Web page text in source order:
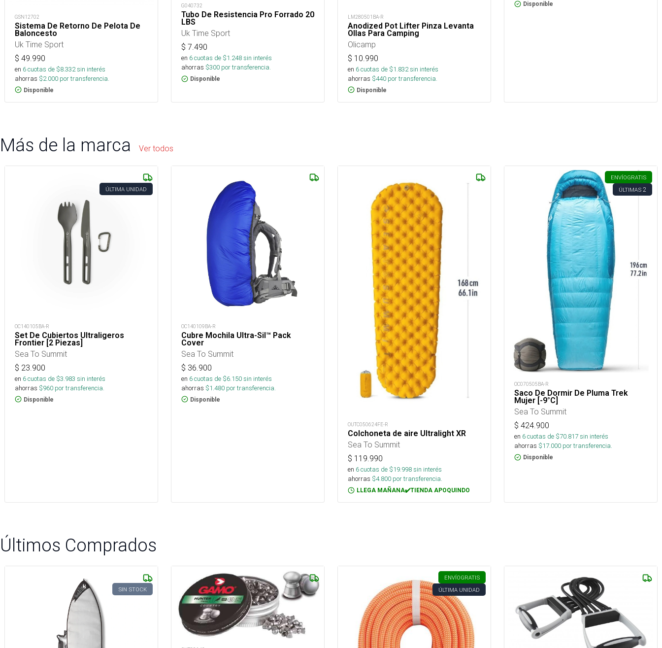
GSN12702
Sistema De Retorno De Pelota De
Baloncesto
Uk Time Sport
$ 49.990
en 6cuotas de $8.332sin interés
ahorras $2.000 por transferencia.
Disponible
G040732
Tubo De Resistencia Pro Forrado 20
LBS
Uk Time Sport
$ 7.490
en 6cuotas de $1.248sin interés
ahorras $300 por transferencia.
Disponible
LM280501BA-R
Anodized Pot Lifter Pinza Levanta
Ollas Para Camping
Olicamp
$ 10.990
en 6cuotas de $1.832sin interés
ahorras $440 por transferencia.
Disponible
Disponible
Más de la marca Ver todos
ÚLTIMA UNIDAD
OC140105BA-R
Set De Cubiertos Ultraligeros
Frontier [2 Piezas]
Sea To Summit
$ 23.900
en 6cuotas de $3.983 sin interés
ahorras $960 por transferencia.
Disponible
OC140109BA-R
Cubre Mochila Ultra-Sil™ Pack
Cover
Sea To Summit
$ 36.900
en 6cuotas de $6.150sin interés
ahorras $1.480 por transferencia.
Disponible
OUTC050624FE-R
Colchoneta de aire Ultralight XR
Sea To Summit
$ 119.990
en 6cuotas de $19.998sin interés
ahorras $4.800 por transferencia.
LLEGA MAÑANA✔️TIENDA APOQUINDO
ENVÍOGRATIS
ÚLTIMAS 2
OC070505BA-R
Saco De Dormir De Pluma Trek
Mujer [-9°C]
Sea To Summit
$ 424.900
en 6cuotas de $70.817sin interés
ahorras $17.000 por transferencia.
Disponible
Últimos Comprados
SIN STOCK
ENVÍOGRATIS
ÚLTIMA UNIDAD